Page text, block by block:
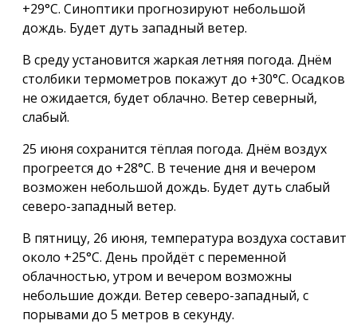
+29°С. Синоптики прогнозируют небольшой
дождь. Будет дуть западный ветер.
В среду установится жаркая летняя погода. Днём
столбики термометров покажут до +30°С. Осадков
не ожидается, будет облачно. Ветер северный,
слабый.
25 июня сохранится тёплая погода. Днём воздух
прогреется до +28°С. В течение дня и вечером
возможен небольшой дождь. Будет дуть слабый
северо-западный ветер.
В пятницу, 26 июня, температура воздуха составит
около +25°С. День пройдёт с переменной
облачностью, утром и вечером возможны
небольшие дожди. Ветер северо-западный, с
порывами до 5 метров в секунду.